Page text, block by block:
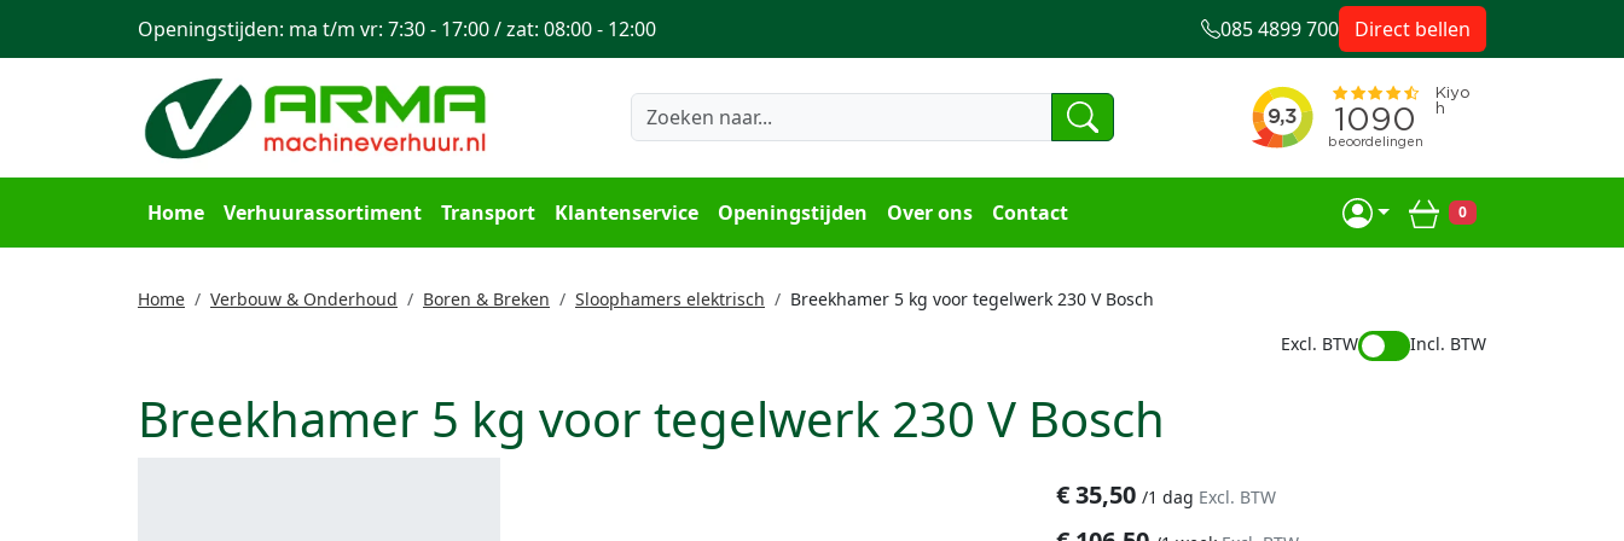
Home Verhuurassortiment Transport Klantenservice Openingstijden Over ons Contact Winkelwagen
0
Openingstijden: ma t/m vr: 7:30 - 17:00 / zat: 08:00 - 12:00 085 4899 700 Direct bellen
Home Verbouw & Onderhoud Boren & Breken Sloophamers elektrisch
Breekhamer 5 kg voor tegelwerk 230 V Bosch
Excl. BTW
Incl. BTW
Breekhamer 5 kg voor tegelwerk 230 V Bosch
€35,50 /1 dag Excl. BTW